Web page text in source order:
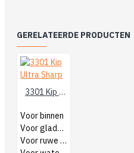
GERELATEERDE PRODUCTEN
3301 Kip Ultra Sharp
Voor binnen
Voor gladde ondergronden
Voor ruwe ondergronden